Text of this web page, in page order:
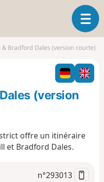
O
u
i
r
l
t
& Bradford Dales (version courte)
(version
offre un itinéraire
et Bradford Dales.
n°293013